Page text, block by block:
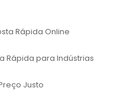
com mais
Rápida Online
Rápida para Indústrias
Justo